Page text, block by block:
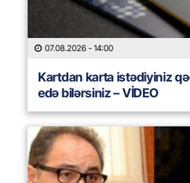
07.08.2026 - 14:00
Kartdan karta istədiyiniz
edə bilərsiniz – VİDEO